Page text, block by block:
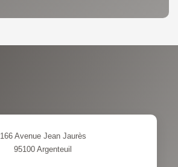
PART DES MÉNAGES SANS
VOITURE
166 Avenue Jean Jaurès
95100 Argenteuil